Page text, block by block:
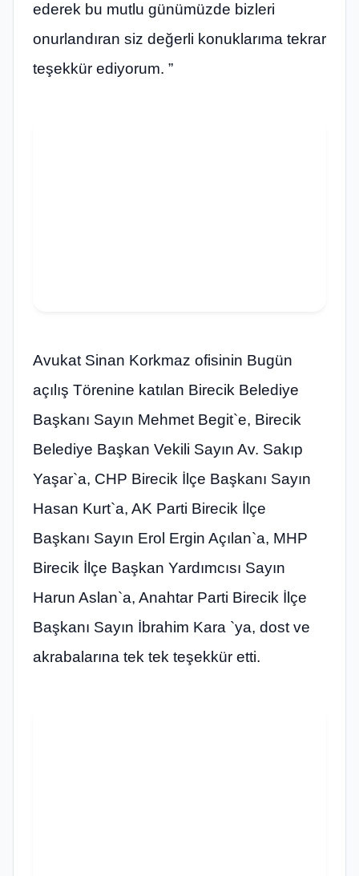
ederek bu mutlu günümüzde bizleri
onurlandıran siz değerli konuklarıma tekrar
teşekkür ediyorum. ”
Avukat Sinan Korkmaz ofisinin Bugün
açılış Törenine katılan Birecik Belediye
Başkanı Sayın Mehmet Begit`e, Birecik
Belediye Başkan Vekili Sayın Av. Sakıp
Yaşar`a, CHP Birecik İlçe Başkanı Sayın
Hasan Kurt`a, AK Parti Birecik İlçe
Başkanı Sayın Erol Ergin Açılan`a, MHP
Birecik İlçe Başkan Yardımcısı Sayın
Harun Aslan`a, Anahtar Parti Birecik İlçe
Başkanı Sayın İbrahim Kara `ya, dost ve
akrabalarına tek tek teşekkür etti.